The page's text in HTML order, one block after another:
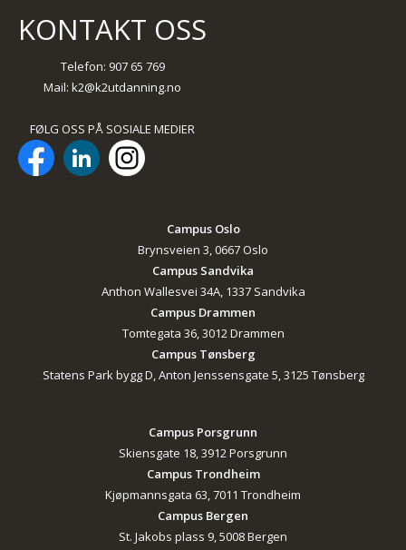
KONTAKT OSS
Telefon: 907 65 769
Mail: k2@k2utdanning.no
FØLG OSS PÅ SOSIALE MEDIER
Campus Oslo
Brynsveien 3, 0667 Oslo
Campus Sandvika
Anthon Wallesvei 34A, 1337 Sandvika
Campus Drammen
Tomtegata 36, 3012 Drammen
Campus Tønsberg
Statens Park bygg D, Anton Jenssensgate 5, 3125 Tønsberg
Campus Porsgrunn
Skiensgate 18, 3912 Porsgrunn
Campus Trondheim
Kjøpmannsgata 63, 7011 Trondheim
Campus Bergen
St. Jakobs plass 9, 5008 Bergen